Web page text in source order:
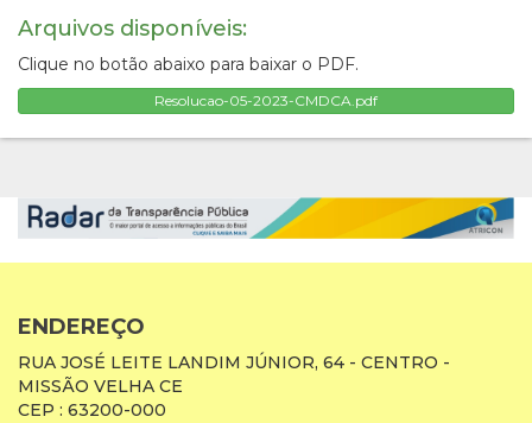
Arquivos disponíveis:
Clique no botão abaixo para baixar o PDF.
Resolucao-05-2023-CMDCA.pdf
ENDEREÇO
RUA JOSÉ LEITE LANDIM JÚNIOR, 64 - CENTRO -
MISSÃO VELHA CE
CEP : 63200-000